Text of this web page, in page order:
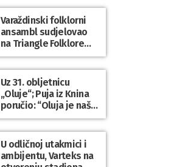
Varaždinski folklorni
ansambl sudjelovao
na Triangle Folklore
Festivalu u Danskoj
Uz 31. obljetnicu
„Oluje“; Puja iz Knina
poručio: “Oluja je naša
najveća pobjeda,
simbol slobode i
zajedništva!”
U odličnoj utakmici i
ambijentu, Varteks na